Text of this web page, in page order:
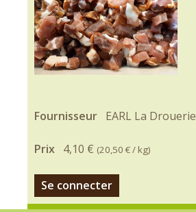
Fournisseur EARL La Drouerie
Prix 4,10 € (20,50 €/ kg)
Se connecter